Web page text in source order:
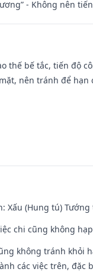
- Không nên
thế bế tắc, tiến độ
nên tránh để
Xấu (Hung tú)
chi cũng không
không tránh khỏi
các việc trên, đặc